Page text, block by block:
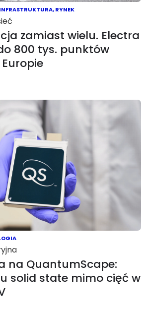
INFRASTRUKTURA,RYNEK
zamiast wielu. Electra
800 tys. punktów
na QuantumScape:
solid state mimo cięć w